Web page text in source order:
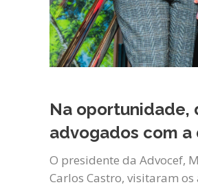
Na oportunidade,
advogados com
O presidente da Advocef,
Carlos Castro, visitaram os